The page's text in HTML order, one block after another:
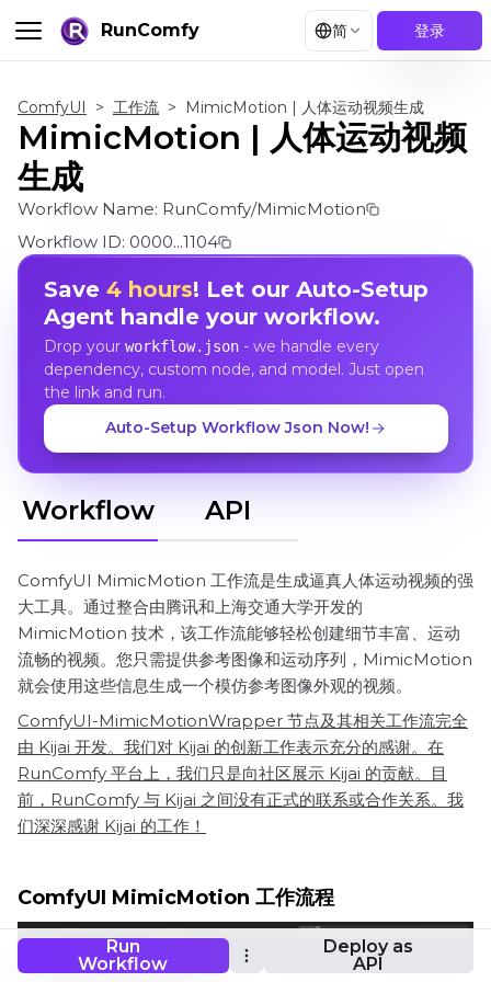
RunComfy 简 登录
Run
Workflow
Deploy as
API
ComfyUI > 工作流 > MimicMotion | 人体运动视频生成
MimicMotion | 人体运动视频
生成
Workflow Name: RunComfy/MimicMotion
Workflow ID: 0000...1104
Save 4 hours! Let our Auto-Setup
Agent handle your workflow.
Drop your workflow.json- we handle every
dependency, custom node, and model. Just open
the link and run.
Auto-Setup Workflow Json Now!
Workflow API
ComfyUI MimicMotion 工作流是生成逼真人体运动视频的强
大工具。通过整合由腾讯和上海交通大学开发的
MimicMotion 技术，该工作流能够轻松创建细节丰富、运动
流畅的视频。您只需提供参考图像和运动序列，MimicMotion
就会使用这些信息生成一个模仿参考图像外观的视频。
ComfyUI-MimicMotionWrapper 节点及其相关工作流完全
由 Kijai 开发。我们对 Kijai 的创新工作表示充分的感谢。在
RunComfy 平台上，我们只是向社区展示 Kijai 的贡献。目
前，RunComfy 与 Kijai 之间没有正式的联系或合作关系。我
们深深感谢 Kijai 的工作！
ComfyUI MimicMotion 工作流程